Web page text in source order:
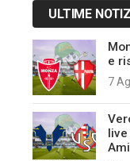
ULTIME
e
7